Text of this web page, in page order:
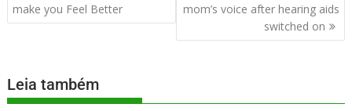
make you Feel Better
mom’s voice after hearing aids
switched on
Leia também